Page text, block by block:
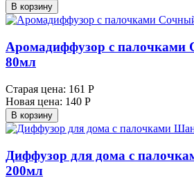
В корзину
Аромадиффузор с палочками
80мл
Старая цена: 161 Р
Новая цена: 140 Р
В корзину
Диффузор для дома с
200мл